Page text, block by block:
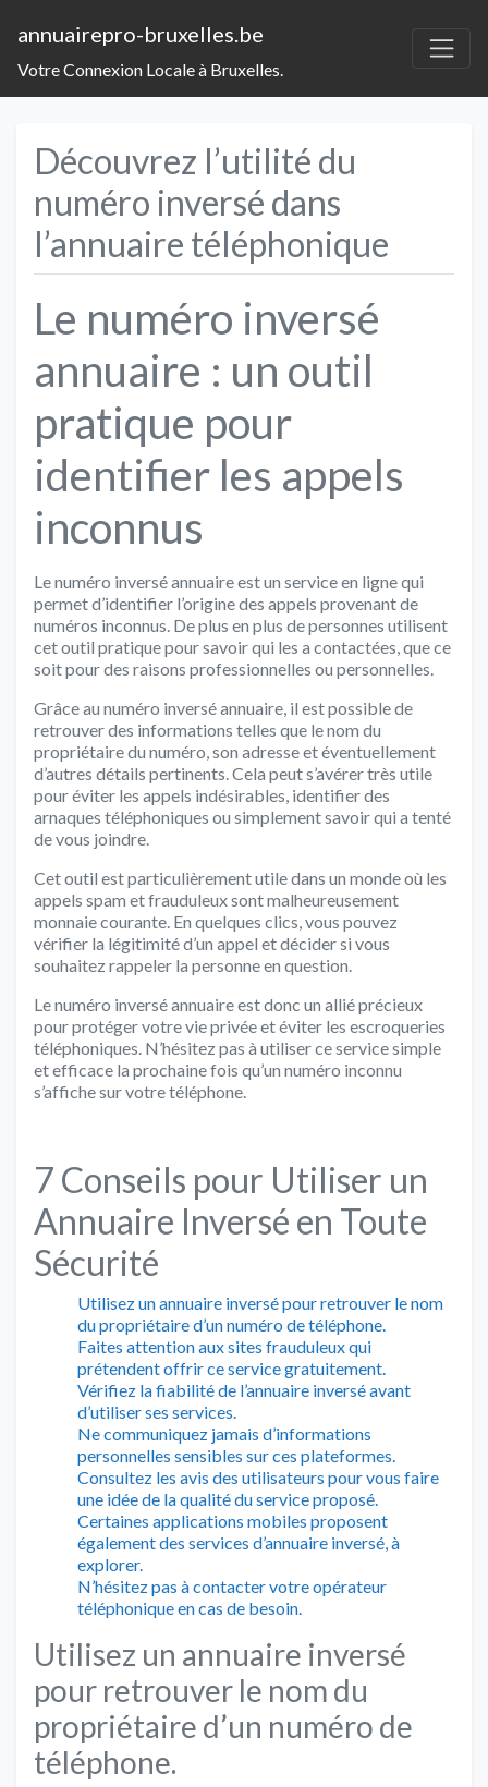
annuairepro-bruxelles.be
Votre Connexion Locale à Bruxelles.
Découvrez l’utilité du
numéro inversé dans
l’annuaire téléphonique
Le numéro inversé
annuaire : un outil
pratique pour
identifier les appels
inconnus
Le numéro inversé annuaire est un service en ligne qui
permet d’identifier l’origine des appels provenant de
numéros inconnus. De plus en plus de personnes utilisent
cet outil pratique pour savoir qui les a contactées, que ce
soit pour des raisons professionnelles ou personnelles.
Grâce au numéro inversé annuaire, il est possible de
retrouver des informations telles que le nom du
propriétaire du numéro, son adresse et éventuellement
d’autres détails pertinents. Cela peut s’avérer très utile
pour éviter les appels indésirables, identifier des
arnaques téléphoniques ou simplement savoir qui a tenté
de vous joindre.
Cet outil est particulièrement utile dans un monde où les
appels spam et frauduleux sont malheureusement
monnaie courante. En quelques clics, vous pouvez
vérifier la légitimité d’un appel et décider si vous
souhaitez rappeler la personne en question.
Le numéro inversé annuaire est donc un allié précieux
pour protéger votre vie privée et éviter les escroqueries
téléphoniques. N’hésitez pas à utiliser ce service simple
et efficace la prochaine fois qu’un numéro inconnu
s’affiche sur votre téléphone.
7 Conseils pour Utiliser un
Annuaire Inversé en Toute
Sécurité
Utilisez un annuaire inversé pour retrouver le nom
du propriétaire d’un numéro de téléphone.
Faites attention aux sites frauduleux qui
prétendent offrir ce service gratuitement.
Vérifiez la fiabilité de l’annuaire inversé avant
d’utiliser ses services.
Ne communiquez jamais d’informations
personnelles sensibles sur ces plateformes.
Consultez les avis des utilisateurs pour vous faire
une idée de la qualité du service proposé.
Certaines applications mobiles proposent
également des services d’annuaire inversé, à
explorer.
N’hésitez pas à contacter votre opérateur
téléphonique en cas de besoin.
Utilisez un annuaire inversé
pour retrouver le nom du
propriétaire d’un numéro de
téléphone.